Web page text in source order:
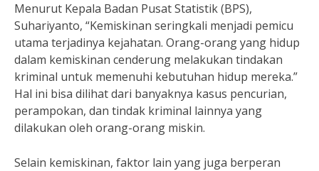
Menurut Kepala Badan Pusat Statistik (BPS),
Suhariyanto, “Kemiskinan seringkali menjadi pemicu
utama terjadinya kejahatan. Orang-orang yang hidup
dalam kemiskinan cenderung melakukan tindakan
kriminal untuk memenuhi kebutuhan hidup mereka.”
Hal ini bisa dilihat dari banyaknya kasus pencurian,
perampokan, dan tindak kriminal lainnya yang
dilakukan oleh orang-orang miskin.
Selain kemiskinan, faktor lain yang juga berperan